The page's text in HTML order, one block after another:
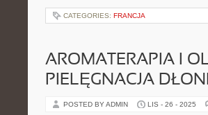
CATEGORIES: FRANCJA
AROMATERAPIA I
PIELĘGNACJA
POSTED BY ADMIN LIS - 26 - 2025